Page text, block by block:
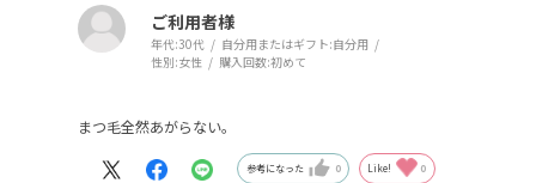
ご利用者様
年代:30代 自分用またはギフト:自分用
性別:女性 購入回数:初めて
まつ毛全然あがらない。
参考になった 0 Like! 0